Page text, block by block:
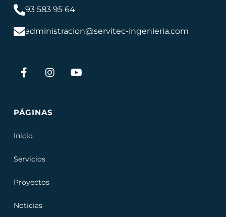
93 583 95 64
administracion@servitec-ingenieria.com
PÁGINAS
Inicio
Servicios
Proyectos
Noticias